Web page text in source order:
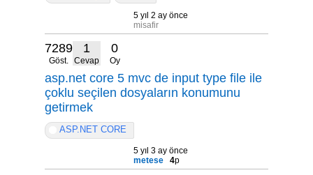
5 yıl 2 ay önce
misafir
7289
Göst.
1
Cevap
0
Oy
asp.net core 5 mvc de input type file ile
çoklu seçilen dosyaların konumunu
getirmek
ASP.NET CORE
5 yıl 3 ay önce
metese
4p